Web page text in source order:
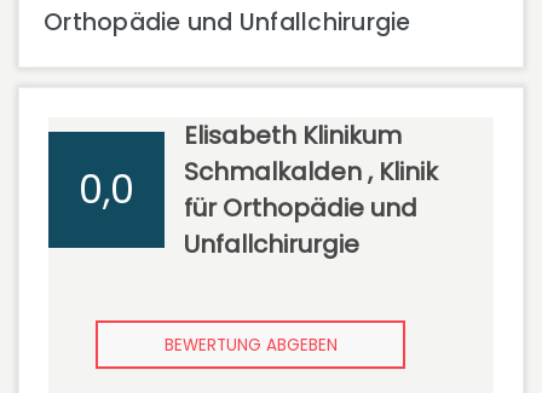
Orthopädie und Unfallchirurgie
0,0
Elisabeth Klinikum
Schmalkalden , Klinik
für Orthopädie und
Unfallchirurgie
BEWERTUNG ABGEBEN